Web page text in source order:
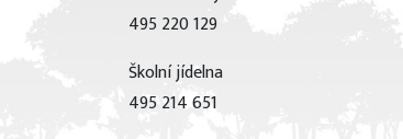
495 220 129
Školní jídelna
495 214 651